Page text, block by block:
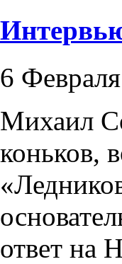
6
Михаил
коньков,
ответ на